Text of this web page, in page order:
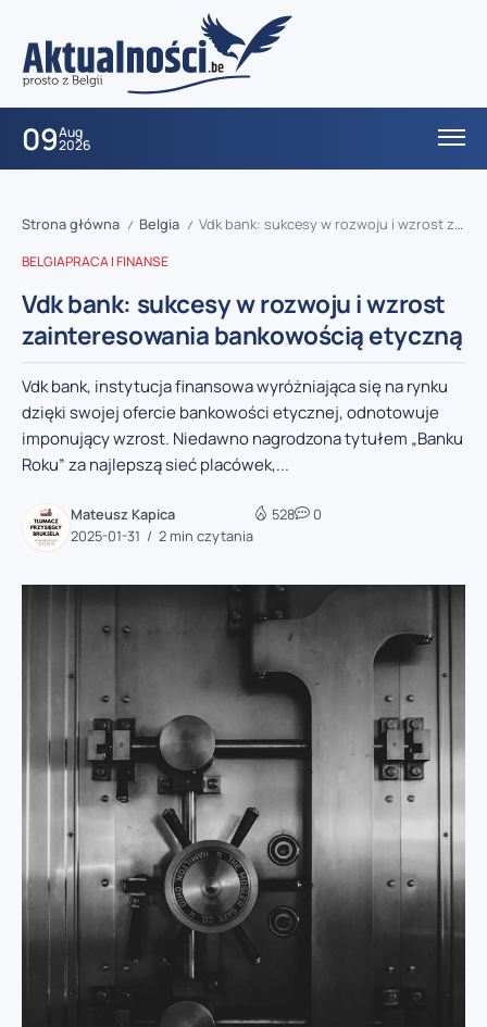
09Aug
2026
Strona główna / Belgia / Vdk bank: sukcesy w rozwoju i wzrost zainteresowania bankowością etyczną
BELGIAPRACA I FINANSE
Vdk bank: sukcesy w rozwoju i wzrost
zainteresowania bankowością etyczną
Vdk bank, instytucja finansowa wyróżniająca się na rynku
dzięki swojej ofercie bankowości etycznej, odnotowuje
imponujący wzrost. Niedawno nagrodzona tytułem „Banku
Roku” za najlepszą sieć placówek,...
Mateusz Kapica
2025-01-31
2 min czytania
528 0